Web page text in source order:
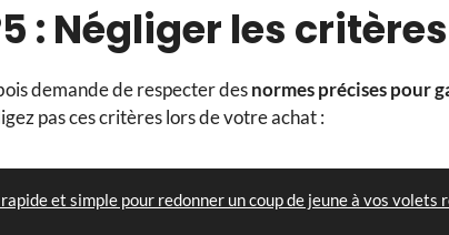
: Négliger les
demande de respecter desnormes précises pour
pas ces critères lors de votre achat :
et simple pour redonner un coup de jeune à vos